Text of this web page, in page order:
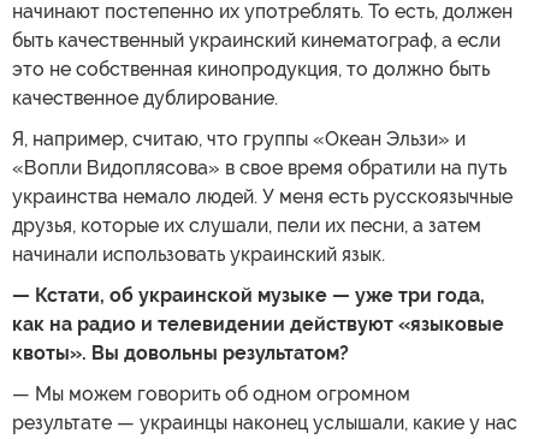
начинают постепенно их употреблять. То есть, должен
быть качественный украинский кинематограф, а если
это не собственная кинопродукция, то должно быть
качественное дублирование.
Я, например, считаю, что группы «Океан Эльзи» и
«Вопли Видоплясова» в свое время обратили на путь
украинства немало людей. У меня есть русскоязычные
друзья, которые их слушали, пели их песни, а затем
начинали использовать украинский язык.
— Кстати, об украинской музыке — уже три года,
как на радио и телевидении действуют «языковые
квоты». Вы довольны результатом?
— Мы можем говорить об одном огромном
результате — украинцы наконец услышали, какие у нас